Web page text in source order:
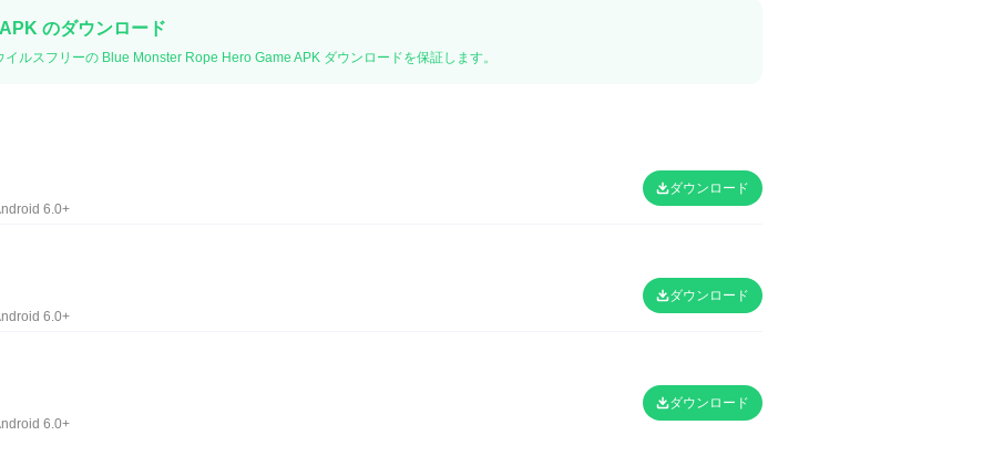
のダウンロード
ルスフリーの Blue Monster Rope Hero Game APK ダウンロードを保証します。
6.0+
ダウンロード
6.0+
ダウンロード
6.0+
ダウンロード